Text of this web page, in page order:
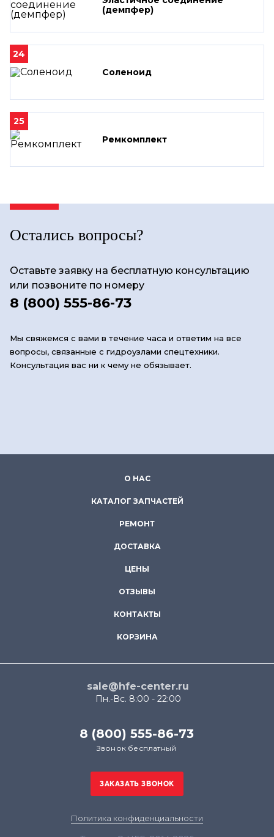
(демпфер)
24
Соленоид
25
Ремкомплект
Остались вопросы?
Оставьте заявку на бесплатную консультацию
или позвоните по номеру
8 (800) 555-86-73
Мы свяжемся с вами в течение часа и ответим на все
вопросы, связанные с гидроузлами спецтехники.
Консультация вас ни к чему не обязывает.
О НАС
КАТАЛОГ ЗАПЧАСТЕЙ
РЕМОНТ
ДОСТАВКА
ЦЕНЫ
ОТЗЫВЫ
КОНТАКТЫ
КОРЗИНА
sale@hfe-center.ru
Пн.-Вс. 8:00 - 22:00
8 (800) 555-86-73
Звонок бесплатный
Политика конфиденциальности